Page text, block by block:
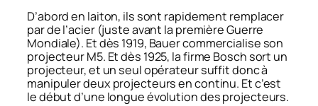
D’abord en laiton, ils sont rapidement remplacer
par de l’acier (juste avant la première Guerre
Mondiale). Et dès 1919, Bauer commercialise son
projecteur M5. Et dès 1925, la firme Bosch sort un
projecteur, et un seul opérateur suffit donc à
manipuler deux projecteurs en continu. Et c’est
le début d’une longue évolution des projecteurs.